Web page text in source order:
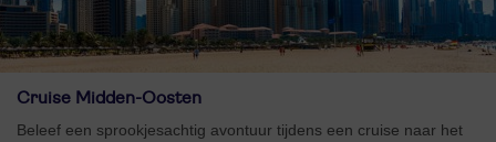
Cruise Midden-Oosten
Beleef een sprookjesachtig avontuur tijdens een cruise naar het